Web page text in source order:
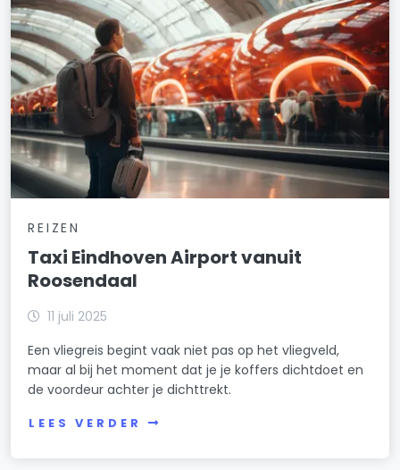
REIZEN
Taxi Eindhoven Airport vanuit
Roosendaal
11 juli 2025
Een vliegreis begint vaak niet pas op het vliegveld,
maar al bij het moment dat je je koffers dichtdoet en
de voordeur achter je dichttrekt.
LEES VERDER